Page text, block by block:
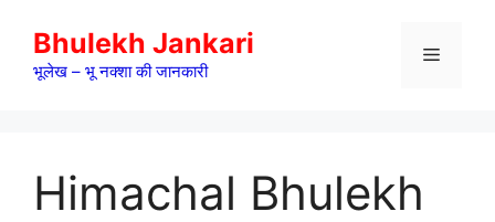
content
Bhulekh Jankari
भूलेख – भू नक्शा की जानकारी
Menu
Himachal Bhulekh